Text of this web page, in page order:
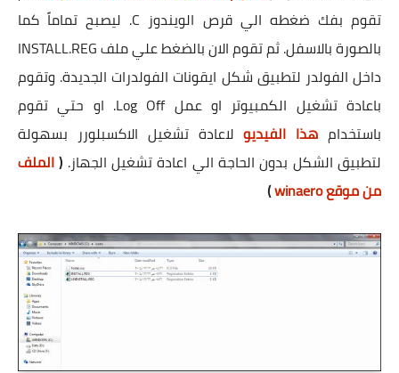
تقوم بفك ضغطه الي قرص الويندوز C. ليصبح تماماً كما
بالصورة بالاسفل. ثم تقوم الان بالضغط علي ملف INSTALL.REG
داخل الفولدر لتطبيق شكل ايقونات الفولدرات الجديدة. وتقوم
باعادة تشغيل الكمبيوتر او عمل Log Off. او حتي تقوم
باستخدام هذا الفيديو لاعادة تشغيل الاكسبلورر بسهولة
لتطبيق الشكل بدون الحاجة الي اعادة تشغيل الجهاز. (الملف
من موقع winaero
)